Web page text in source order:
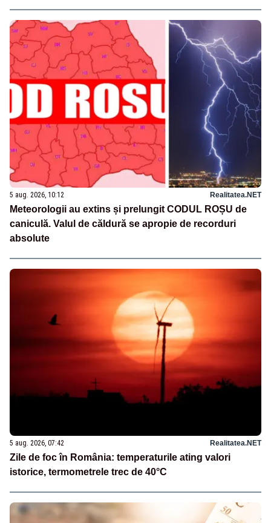
5 aug. 2026, 10:12 Realitatea.NET
Meteorologii au extins și prelungit CODUL ROȘU de
caniculă. Valul de căldură se apropie de recorduri
absolute
5 aug. 2026, 07:42 Realitatea.NET
Zile de foc în România: temperaturile ating valori
istorice, termometrele trec de 40°C